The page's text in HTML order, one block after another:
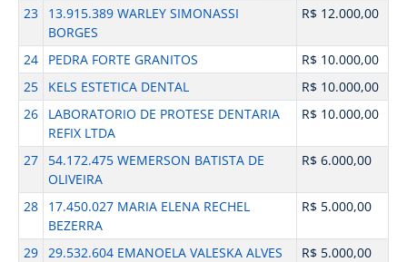
23
13.915.389 WARLEY SIMONASSI
BORGES
R$ 12.000,00
24 PEDRA FORTE GRANITOS
R$ 10.000,00
25
KELS ESTETICA DENTAL
R$ 10.000,00
26
LABORATORIO DE PROTESE DENTARIA
REFIX LTDA
R$ 10.000,00
27
54.172.475 WEMERSON BATISTA DE
OLIVEIRA
R$ 6.000,00
28
17.450.027 MARIA ELENA RECHEL
BEZERRA
R$ 5.000,00
29 29.532.604 EMANOELA VALESKA ALVES
R$ 5.000,00